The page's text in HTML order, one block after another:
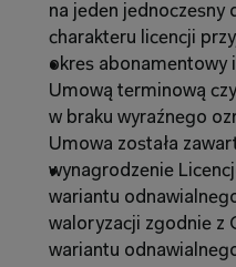
na jeden jednoczesny
charakteru licencji
okres abonamentowy
Umową terminową
w braku wyraźnego
Umowa została
wynagrodzenie
wariantu
waloryzacji zgodnie z
wariantu